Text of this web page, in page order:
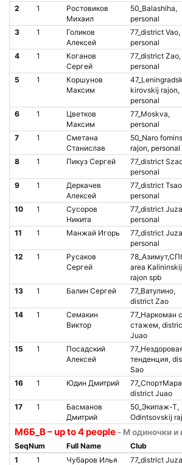
2 1
Ростовиков
Михаил
50_Balashiha,
personal
3 1
Голиков
Алексей
77_district Vao,
personal
4 1
Коганов
Сергей
77_district Zao,
personal
5 1
Коршунов
Максим
kirovskij rajon,
personal
6 1
Цветков
Максим
77_Moskva,
personal
7 1
Сметана
Станислав
50_Naro
rajon, personal
8 1 Пикуз Сергей
77_district
personal
9 1
Деркачев
Алексей
77_district
personal
10 1
Сусоров
Никита
77_district
personal
11 1 Манжай Игорь
77_district
personal
12 1
Русаков
Сергей
area Kalininskij
rajon spb
13 1 Балин Сергей
77_Ватулино,
district Zao
14 1
Семакин
Виктор
77_Наркоман
стажем,
Juao
15 1
Посадский
Алексей
тенденция,
Sao
16 1 Юдин Дмитрий
district Juao
17 1
Басманов
Дмитрий
50_Экипаж-Т,
Odintsovskij
М6Б_В – up to 4 people - М одиночки и
SeqNum Full Name Club
1
1 Чубаров Илья
77_district